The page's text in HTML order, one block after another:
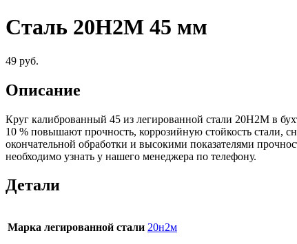
Сталь 20Н2М 45 мм
49 руб.
Описание
Круг калиброванный 45 из легированной стали 20Н2М в
10 % повышают прочность, коррозийную стойкость стали,
окончательной обработки и высокими показателями
необходимо узнать у нашего менеджера по телефону.
Детали
Марка легированной стали 20н2м